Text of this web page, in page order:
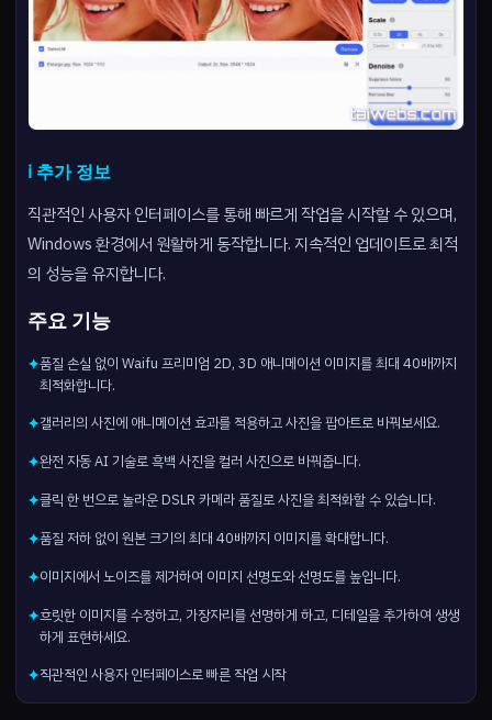
ℹ️ 추가 정보
직관적인 사용자 인터페이스를 통해 빠르게 작업을 시작할 수 있으며,
Windows 환경에서 원활하게 동작합니다. 지속적인 업데이트로 최적
의 성능을 유지합니다.
주요 기능
✦품질 손실 없이 Waifu 프리미엄 2D, 3D 애니메이션 이미지를 최대 40배까지
최적화합니다.
✦갤러리의 사진에 애니메이션 효과를 적용하고 사진을 팝아트로 바꿔보세요.
✦완전 자동 AI 기술로 흑백 사진을 컬러 사진으로 바꿔줍니다.
✦클릭 한 번으로 놀라운 DSLR 카메라 품질로 사진을 최적화할 수 있습니다.
✦품질 저하 없이 원본 크기의 최대 40배까지 이미지를 확대합니다.
✦이미지에서 노이즈를 제거하여 이미지 선명도와 선명도를 높입니다.
✦흐릿한 이미지를 수정하고, 가장자리를 선명하게 하고, 디테일을 추가하여 생생
하게 표현하세요.
✦직관적인 사용자 인터페이스로 빠른 작업 시작